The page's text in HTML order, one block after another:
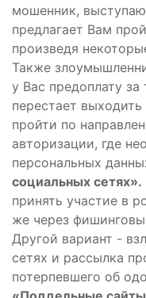
мошенник,
предлагает Вам
произведя
Также
у Вас предоплату
перестает
пройти по
авторизации, где
персональных
социальных сетях».
принять участие в
же через
Другой вариант -
сетях и рассылка
потерпевшего об